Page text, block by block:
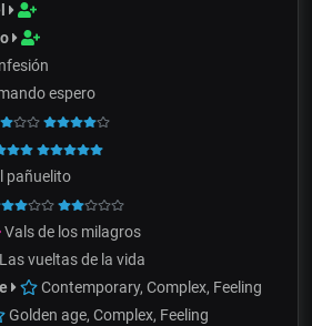
espero
pañuelito
Vals de los milagros
Las vueltas de la vida
Contemporary, Complex, Feeling
Golden age, Complex, Feeling